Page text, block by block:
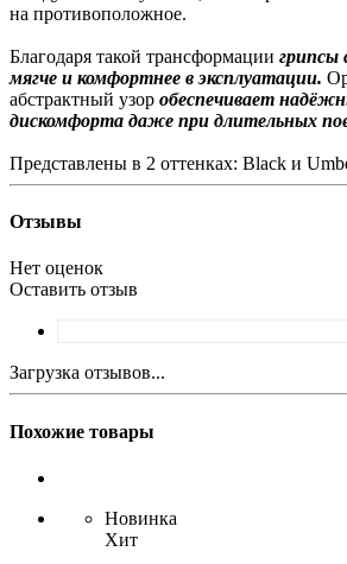
на противоположное.
Благодаря такой трансформации
мягче и комфортнее в эксплуатации.
абстрактный узор обеспечивает
дискомфорта даже при длительных
Представлены в 2 оттенках: Black и
Отзывы
Нет оценок
Оставить отзыв
Загрузка отзывов...
Похожие товары
Новинка
Хит